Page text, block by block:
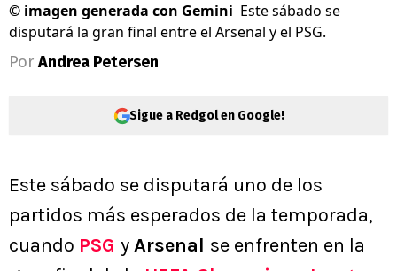
© imagen generada con Gemini Este sábado se
disputará la gran final entre el Arsenal y el PSG.
Por Andrea Petersen
Sigue a Redgol en Google!
Este sábado se disputará uno de los
partidos más esperados de la temporada,
cuando PSG yArsenal se enfrenten en la